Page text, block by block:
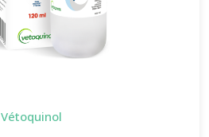
Vétoquinol